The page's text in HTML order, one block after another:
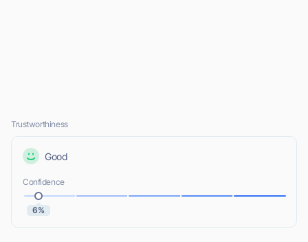
Trustworthiness
Good
Confidence
6%